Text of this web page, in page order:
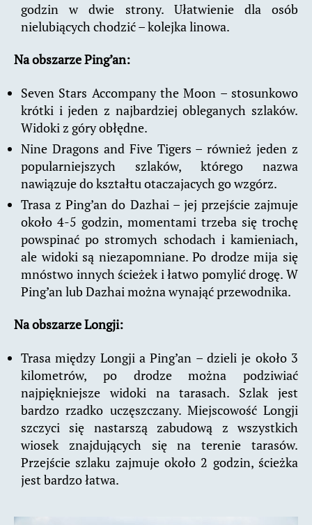
godzin w dwie strony. Ułatwienie dla osób
nielubiących chodzić – kolejka linowa.
Na obszarze Ping’an:
Seven Stars Accompany the Moon – stosunkowo
krótki i jeden z najbardziej obleganych szlaków.
Widoki z góry obłędne.
Nine Dragons and Five Tigers – również jeden z
popularniejszych szlaków, którego nazwa
nawiązuje do kształtu otaczajacych go wzgórz.
Trasa z Ping’an do Dazhai – jej przejście zajmuje
około 4-5 godzin, momentami trzeba się trochę
powspinać po stromych schodach i kamieniach,
ale widoki są niezapomniane. Po drodze mija się
mnóstwo innych ścieżek i łatwo pomylić drogę. W
Ping’an lub Dazhai można wynająć przewodnika.
Na obszarze Longji:
Trasa między Longji a Ping’an – dzieli je około 3
kilometrów, po drodze można podziwiać
najpiękniejsze widoki na tarasach. Szlak jest
bardzo rzadko uczęszczany. Miejscowość Longji
szczyci się nastarszą zabudową z wszystkich
wiosek znajdujących się na terenie tarasów.
Przejście szlaku zajmuje około 2 godzin, ścieżka
jest bardzo łatwa.